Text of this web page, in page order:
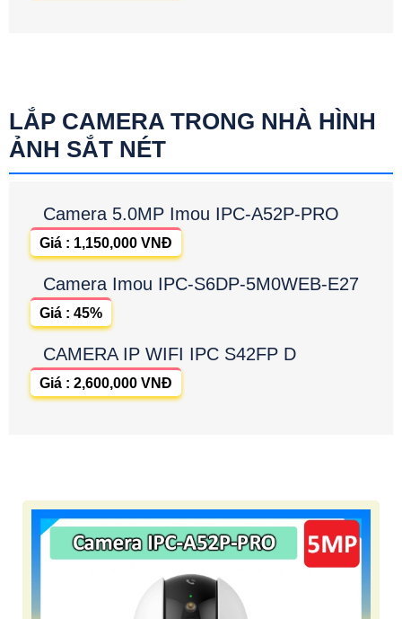
LẮP CAMERA TRONG NHÀ HÌNH
ẢNH SẮT NÉT
Camera 5.0MP Imou IPC-A52P-PRO
Giá : 1,150,000 VNĐ
Camera Imou IPC-S6DP-5M0WEB-E27
Giá : 45%
CAMERA IP WIFI IPC S42FP D
Giá : 2,600,000 VNĐ